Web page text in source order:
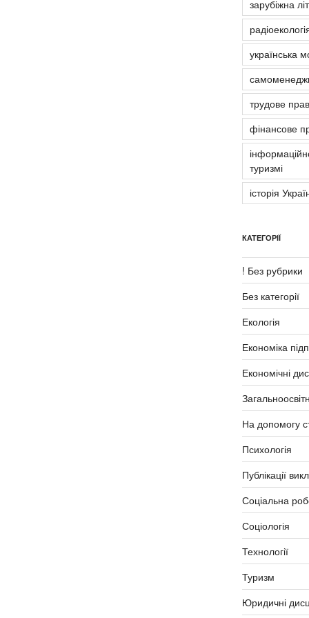
зарубіжна
українська
трудове
фінансове
туризмі
історія
КАТЕГОРІЇ
! Без рубрики
Без категорії
Екологія
Економіка
Економічні
На допомогу
Психологія
Публікації
Соціальна
Соціологія
Технології
Туризм
Юридичні